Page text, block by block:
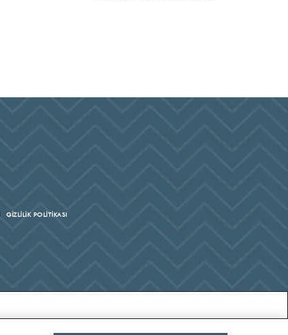
GİZLİLİK POLİTİKASI